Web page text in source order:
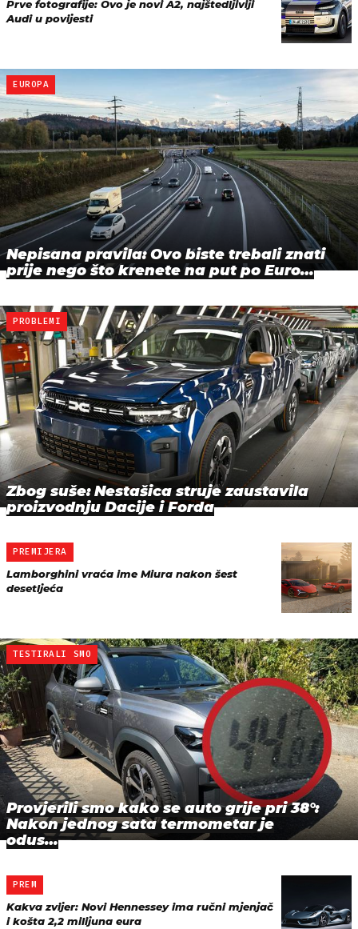
Prve fotografije: Ovo je novi A2, najštedljiviji
Audi u povijesti
EUROPA
Nepisana pravila: Ovo biste trebali znati
prije nego što krenete na put po Euro…
PROBLEMI
Zbog suše: Nestašica struje zaustavila
proizvodnju Dacije i Forda
PREMIJERA
Lamborghini vraća ime Miura nakon šest
desetljeća
TESTIRALI SMO
Provjerili smo kako se auto grije pri 38°:
Nakon jednog sata termometar je
odus…
PREM
Kakva zvijer: Novi Hennessey ima ručni mjenjač
i košta 2,2 milijuna eura